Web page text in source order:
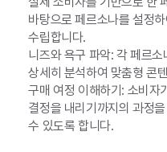
바탕으로 페르소나를 설정
수립합니다.
니즈와 욕구 파악: 각 페르
상세히 분석하여 맞춤형 콘
구매 여정 이해하기: 소비자
결정을 내리기까지의 과정
수 있도록 합니다.